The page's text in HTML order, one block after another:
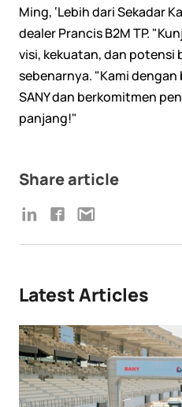
Ming, ‘Lebih dari Sekadar
dealer Prancis B2M TP.
visi, kekuatan, dan potensi
sebenarnya. "Kami
SANY dan berkomitmen
panjang!"
Share article
Latest Articles